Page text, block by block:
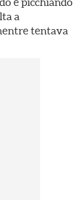
a
tentava